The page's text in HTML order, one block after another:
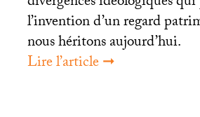
l’invention d’un regard
nous héritons aujourd’hui.
Lire l’article ➞